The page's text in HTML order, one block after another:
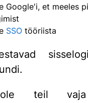
Google'i, et meeles
SSO tööriista
teil vaja